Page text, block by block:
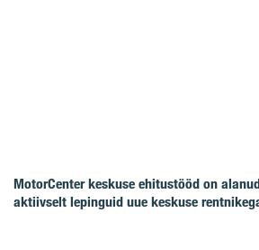
MotorCenter keskuse ehitustööd on
aktiivselt lepinguid uue keskuse